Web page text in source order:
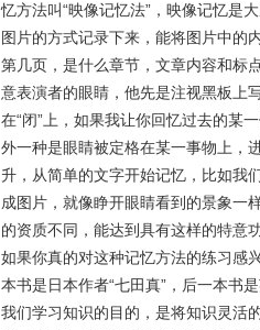
忆方法叫“映像记忆法” ，映像记忆是
图片的方式记录下来，能将图片中的
第几页，是什么章节，文章内容和标
意表演者的眼睛，他先是注视黑板上
在“闭” 上，如果我让你回忆过去的某
外一种是眼睛被定格在某一事物上，
升，从简单的文字开始记忆，比如我
成图片，就像睁开眼睛看到的景象一
的资质不同，能达到具有这样的特意
如果你真的对这种记忆方法的练习感
本书是日本作者“七田真”，后一本书
我们学习知识的目的，是将知识灵活